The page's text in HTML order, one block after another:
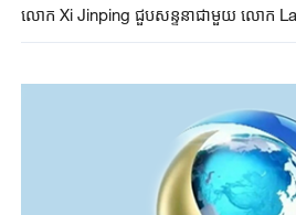
លោក Xi Jinping ជួបសន្ទនាជាមួយ លោក